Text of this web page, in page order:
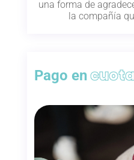
una forma de
la compañía
Pago en